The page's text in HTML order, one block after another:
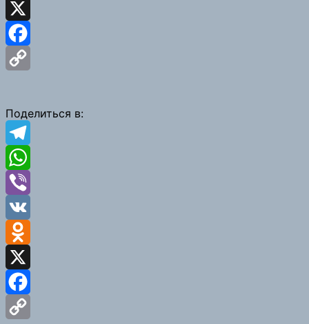
Odnoklassniki
X
Facebook
Link
Поделиться в:
Telegram
WhatsApp
Viber
VK
Odnoklassniki
X
Facebook